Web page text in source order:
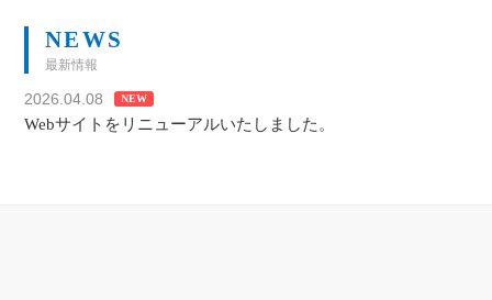
NEWS
最新情報
2026.04.08 NEW
Webサイトをリニューアルいたしました。